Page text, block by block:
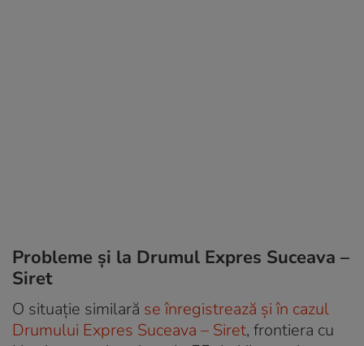
Probleme și la Drumul Expres Suceava –
Siret
O situație similară se înregistrează și în cazul
Drumului Expres Suceava – Siret, frontiera cu